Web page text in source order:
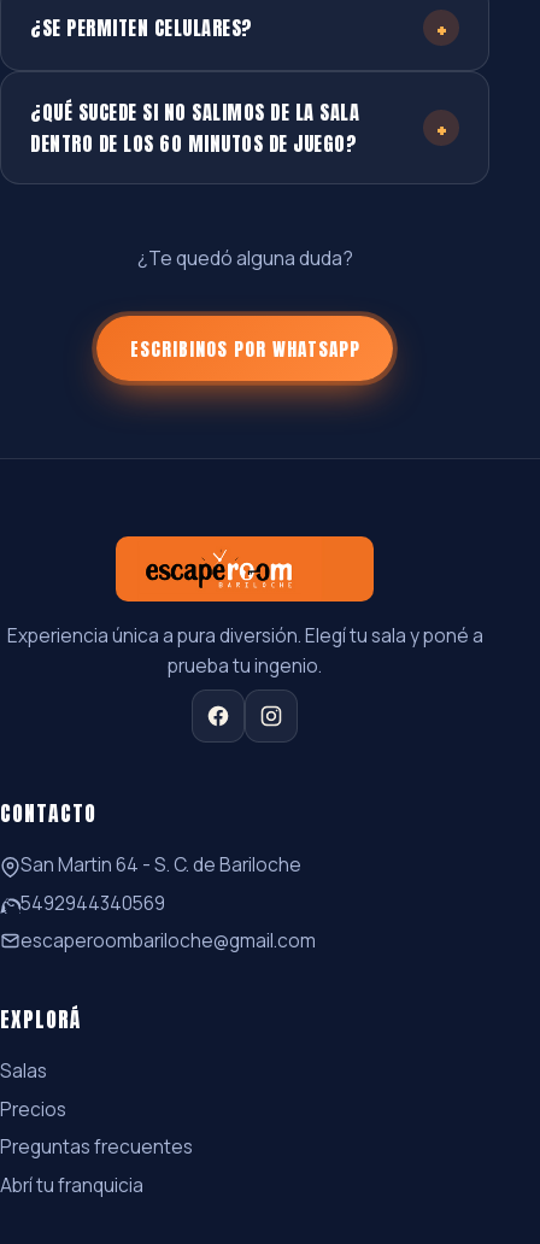
¿SE PERMITEN CELULARES? +
¿QUÉ SUCEDE SI NO SALIMOS DE LA SALA
DENTRO DE LOS 60 MINUTOS DE JUEGO?
+
¿Te quedó alguna duda?
ESCRIBINOS POR WHATSAPP
Experiencia única a pura diversión. Elegí tu sala y poné a
prueba tu ingenio.
CONTACTO
San Martin 64 - S. C. de Bariloche
5492944340569
escaperoombariloche@gmail.com
EXPLORÁ
Salas
Precios
Preguntas frecuentes
Abrí tu franquicia